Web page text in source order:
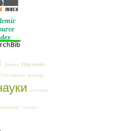
Заявка Научные
Сертификат выхода
научные
ссылок